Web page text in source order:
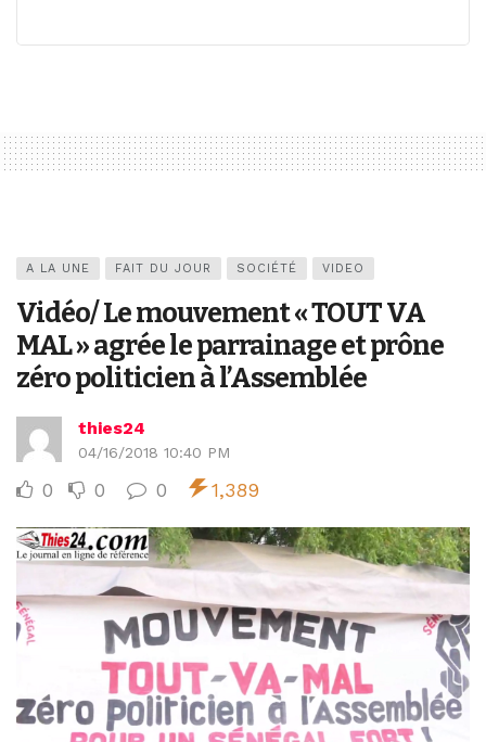
A LA UNE FAIT DU JOUR SOCIÉTÉ VIDEO
Vidéo/ Le mouvement « TOUT VA
MAL » agrée le parrainage et prône
zéro politicien à l’Assemblée
thies24
04/16/2018 10:40 PM
0 0 0 1,389